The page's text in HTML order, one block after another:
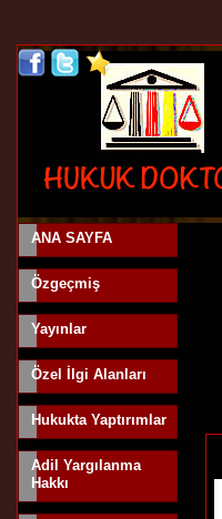
ANA SAYFA
Özgeçmiş
Yayınlar
Özel İlgi Alanları
Hukukta Yaptırımlar
Adil Yargılanma
Hakkı